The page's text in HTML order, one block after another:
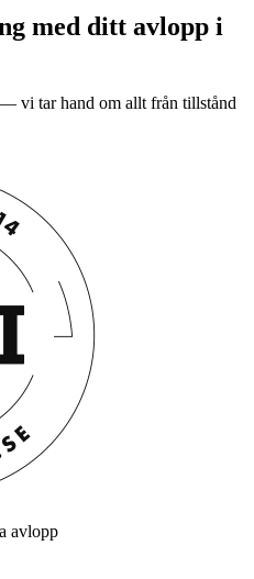
med ditt avlopp i
vi tar hand om allt från tillstånd
avlopp